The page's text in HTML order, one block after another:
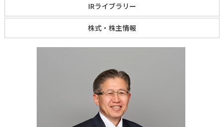
IRライブラリー
株式・株主情報